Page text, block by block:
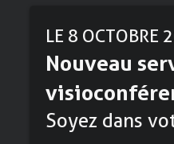
LE 8 OCTOBRE
Nouveau
Soyez dans